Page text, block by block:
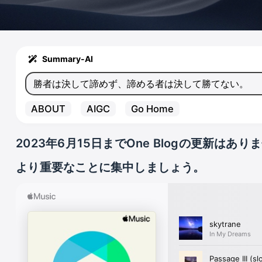
Summary-AI
勝者は決して諦めず、諦める者は決して勝てない。
ABOUT AIGC Go Home
2023年6月15日までOne Blogの更新はあり
より重要なことに集中しましょう。